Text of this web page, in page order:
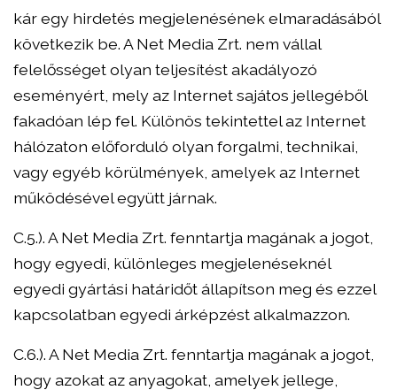
kár egy hirdetés megjelenésének elmaradásából
következik be. A Net Media Zrt. nem vállal
felelősséget olyan teljesítést akadályozó
eseményért, mely az Internet sajátos jellegéből
fakadóan lép fel. Különös tekintettel az Internet
hálózaton előforduló olyan forgalmi, technikai,
vagy egyéb körülmények, amelyek az Internet
működésével együtt járnak.
C.5.). A Net Media Zrt. fenntartja magának a jogot,
hogy egyedi, különleges megjelenéseknél
egyedi gyártási határidőt állapítson meg és ezzel
kapcsolatban egyedi árképzést alkalmazzon.
C.6.). A Net Media Zrt. fenntartja magának a jogot,
hogy azokat az anyagokat, amelyek jellege,